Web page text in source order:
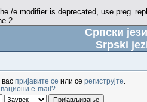
/e modifier is deprecated, use
2
Српски
Srpski
вас пријавите се или се региструјте
e-mail?